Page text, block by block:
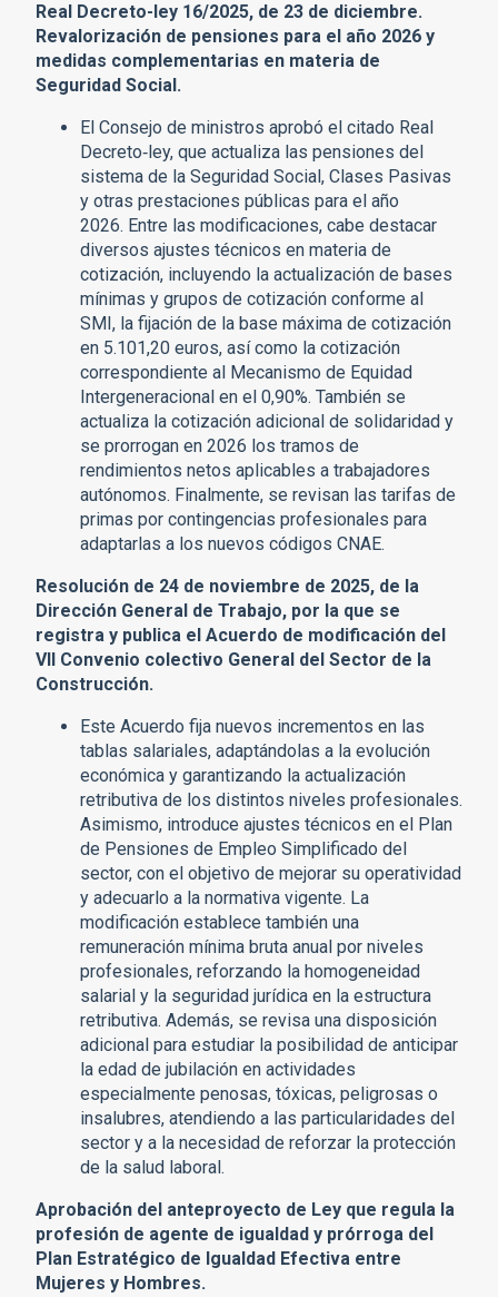
Real Decreto-ley 16/2025, de 23 de diciembre.
Revalorización de pensiones para el año 2026 y
medidas complementarias en materia de
Seguridad Social.
El Consejo de ministros aprobó el citado Real
Decreto‑ley, que actualiza las pensiones del
sistema de la Seguridad Social, Clases Pasivas
y otras prestaciones públicas para el año
2026. Entre las modificaciones, cabe destacar
diversos ajustes técnicos en materia de
cotización, incluyendo la actualización de bases
mínimas y grupos de cotización conforme al
SMI, la fijación de la base máxima de cotización
en 5.101,20 euros, así como la cotización
correspondiente al Mecanismo de Equidad
Intergeneracional en el 0,90%. También se
actualiza la cotización adicional de solidaridad y
se prorrogan en 2026 los tramos de
rendimientos netos aplicables a trabajadores
autónomos. Finalmente, se revisan las tarifas de
primas por contingencias profesionales para
adaptarlas a los nuevos códigos CNAE.
Resolución de 24 de noviembre de 2025, de la
Dirección General de Trabajo, por la que se
registra y publica el Acuerdo de modificación del
VII Convenio colectivo General del Sector de la
Construcción.
Este Acuerdo fija nuevos incrementos en las
tablas salariales, adaptándolas a la evolución
económica y garantizando la actualización
retributiva de los distintos niveles profesionales.
Asimismo, introduce ajustes técnicos en el Plan
de Pensiones de Empleo Simplificado del
sector, con el objetivo de mejorar su operatividad
y adecuarlo a la normativa vigente. La
modificación establece también una
remuneración mínima bruta anual por niveles
profesionales, reforzando la homogeneidad
salarial y la seguridad jurídica en la estructura
retributiva. Además, se revisa una disposición
adicional para estudiar la posibilidad de anticipar
la edad de jubilación en actividades
especialmente penosas, tóxicas, peligrosas o
insalubres, atendiendo a las particularidades del
sector y a la necesidad de reforzar la protección
de la salud laboral.
Aprobación del anteproyecto de Ley que regula la
profesión de agente de igualdad y prórroga del
Plan Estratégico de Igualdad Efectiva entre
Mujeres y Hombres.